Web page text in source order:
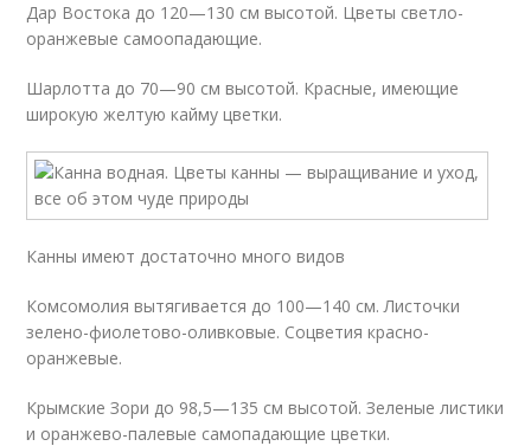
Дар Востока до 120—130 см высотой. Цветы светло-
оранжевые самоопадающие.
Шарлотта до 70—90 см высотой. Красные, имеющие
широкую желтую кайму цветки.
Канны имеют достаточно много видов
Комсомолия вытягивается до 100—140 см. Листочки
зелено-фиолетово-оливковые. Соцветия красно-
оранжевые.
Крымские Зори до 98,5—135 см высотой. Зеленые листики
и оранжево-палевые самопадающие цветки.